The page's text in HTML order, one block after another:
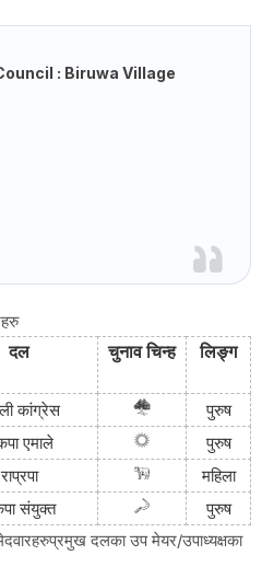
: Biruwa Village
दल चुनाव चिन्ह लिङ्ग
कांग्रेस
पुरुष
एमाले
पुरुष
राप्रपा
महिला
संयुक्त पुरुष
दलका उप मेयर/उपाध्यक्षका